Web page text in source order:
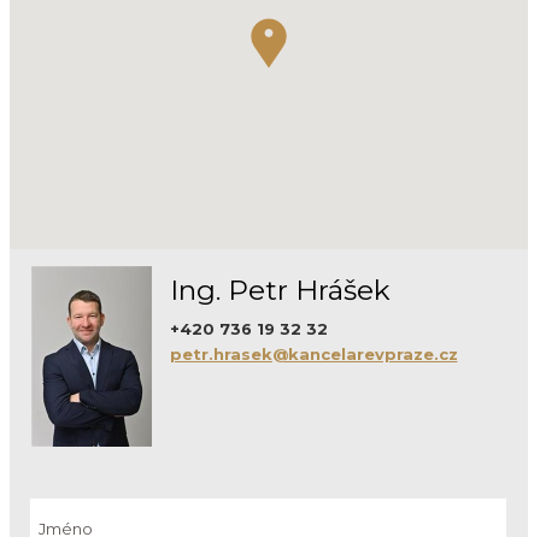
Ing. Petr Hrášek
+420 736 19 32 32
petr.hrasek@kancelarevpraze.cz